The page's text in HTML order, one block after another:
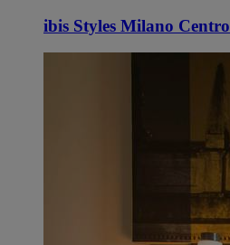
ibis Styles Milano Centro